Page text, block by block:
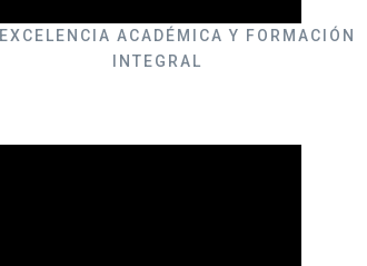
EXCELENCIA ACADÉMICA Y FORMACIÓN
INTEGRAL